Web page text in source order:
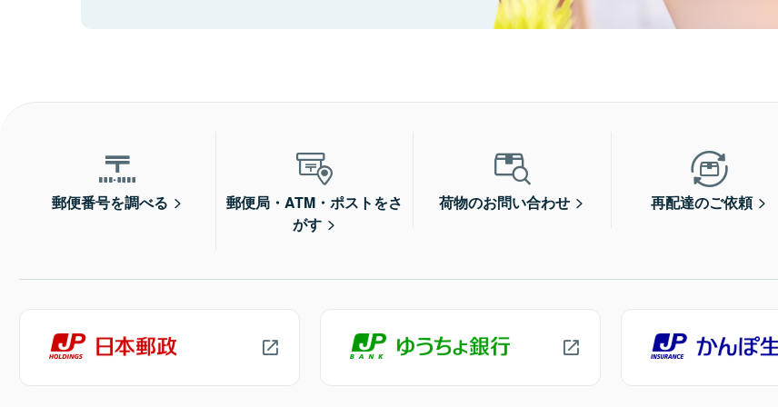
郵便番号を調べる
郵便局・ATM・ポストをさ
がす
荷物のお問い合わせ 再配達のご依頼